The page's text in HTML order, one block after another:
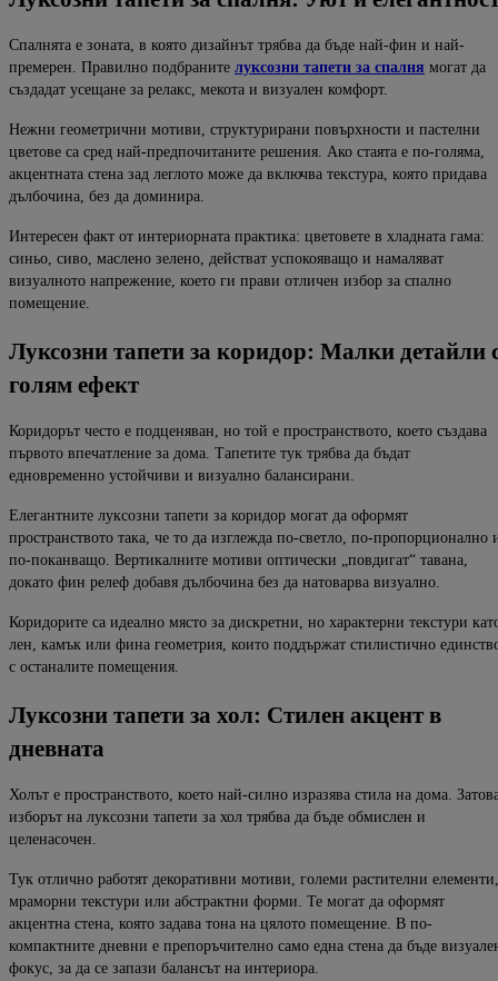
Спалнята е зоната, в която дизайнът трябва да бъде най-фин и най-
премерен. Правилно подбраните луксозни тапети за спалня могат да
създадат усещане за релакс, мекота и визуален комфорт.
Нежни геометрични мотиви, структурирани повърхности и пастелни
цветове са сред най-предпочитаните решения. Ако стаята е по-голяма,
акцентната стена зад леглото може да включва текстура, която придава
дълбочина, без да доминира.
Интересен факт от интериорната практика: цветовете в хладната гама:
синьо, сиво, маслено зелено, действат успокояващо и намаляват
визуалното напрежение, което ги прави отличен избор за спално
помещение.
Луксозни тапети за коридор: Малки детайли
голям ефект
Коридорът често е подценяван, но той е пространството, което създава
първото впечатление за дома. Тапетите тук трябва да бъдат
едновременно устойчиви и визуално балансирани.
Елегантните луксозни тапети за коридор могат да оформят
пространството така, че то да изглежда по-светло, по-пропорционално
по-поканващо. Вертикалните мотиви оптически „повдигат“ тавана,
докато фин релеф добавя дълбочина без да натоварва визуално.
Коридорите са идеално място за дискретни, но характерни текстури
лен, камък или фина геометрия, които поддържат стилистично
с останалите помещения.
Луксозни тапети за хол: Стилен акцент в
дневната
Холът е пространството, което най-силно изразява стила на дома.
изборът на луксозни тапети за хол трябва да бъде обмислен и
целенасочен.
Тук отлично работят декоративни мотиви, големи растителни елементи,
мраморни текстури или абстрактни форми. Те могат да оформят
акцентна стена, която задава тона на цялото помещение. В по-
компактните дневни е препоръчително само една стена да бъде
фокус, за да се запази балансът на интериора.